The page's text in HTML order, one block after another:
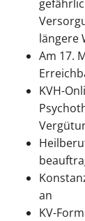
längere
Am 17.
KVH-
an
KV-